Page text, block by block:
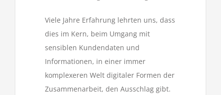
Viele Jahre Erfahrung lehrten uns, dass
dies im Kern, beim Umgang mit
sensiblen Kundendaten und
Informationen, in einer immer
komplexeren Welt digitaler Formen der
Zusammenarbeit, den Ausschlag gibt.